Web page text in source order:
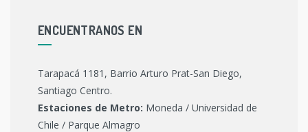
ENCUENTRANOS EN
Tarapacá 1181, Barrio Arturo Prat-San Diego,
Santiago Centro.
Estaciones de Metro: Moneda / Universidad de
Chile / Parque Almagro